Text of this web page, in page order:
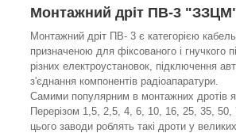
Монтажний дріт ПВ-3
Монтажний дріт ПВ- 3 є категорією
призначеною для фіксованого і гнучкого
різних електроустановок, підключення
з'єднання компонентів радіоапаратури.
Самими популярним в монтажних дротів
Перерізом 1,5, 2,5, 4, 6, 10, 16, 25, 35,
цього заводи роблять такі дроти у великих